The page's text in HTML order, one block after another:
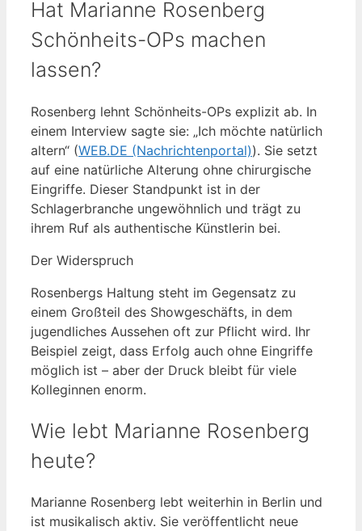
Hat Marianne Rosenberg
Schönheits-OPs machen
lassen?
Rosenberg lehnt Schönheits-OPs explizit ab. In
einem Interview sagte sie: „Ich möchte natürlich
altern“ (WEB.DE (Nachrichtenportal)). Sie setzt
auf eine natürliche Alterung ohne chirurgische
Eingriffe. Dieser Standpunkt ist in der
Schlagerbranche ungewöhnlich und trägt zu
ihrem Ruf als authentische Künstlerin bei.
Der Widerspruch
Rosenbergs Haltung steht im Gegensatz zu
einem Großteil des Showgeschäfts, in dem
jugendliches Aussehen oft zur Pflicht wird. Ihr
Beispiel zeigt, dass Erfolg auch ohne Eingriffe
möglich ist – aber der Druck bleibt für viele
Kolleginnen enorm.
Wie lebt Marianne Rosenberg
heute?
Marianne Rosenberg lebt weiterhin in Berlin und
ist musikalisch aktiv. Sie veröffentlicht neue